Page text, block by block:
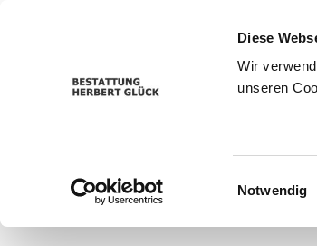
Diese
Wir
unseren
Notwendig